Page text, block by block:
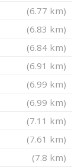
(6.77 km)
(6.83 km)
(6.84 km)
(6.91 km)
(6.99 km)
(6.99 km)
(7.11 km)
(7.61 km)
(7.8 km)